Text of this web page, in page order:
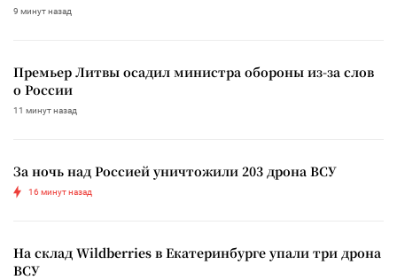
9 минут назад
Премьер Литвы осадил министра обороны из-за слов
о России
11 минут назад
За ночь над Россией уничтожили 203 дрона ВСУ
16 минут назад
На склад Wildberries в Екатеринбурге упали три дрона
ВСУ